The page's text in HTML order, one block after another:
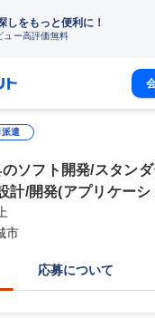
しをもっと便利に！
ュー高評価無料
遣
のソフト開発/スタン
計/開発(アプリケーシ
市
応募について